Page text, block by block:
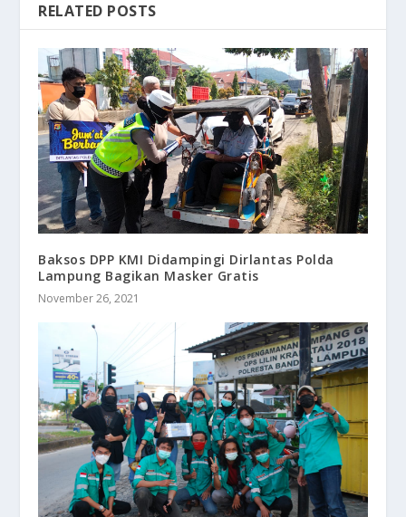
RELATED POSTS
Baksos DPP KMI Didampingi Dirlantas Polda
Lampung Bagikan Masker Gratis
November 26, 2021